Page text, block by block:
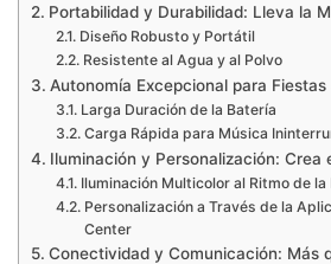
Portabilidad y Durabilidad: Lleva la
Diseño Robusto y Portátil
Resistente al Agua y al Polvo
Autonomía Excepcional para Fiestas
Larga Duración de la Batería
Carga Rápida para Música
Iluminación y Personalización: Crea
Iluminación Multicolor al Ritmo de la
Personalización a Través de la
Center
Conectividad y Comunicación: Más